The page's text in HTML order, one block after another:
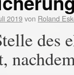
2019von Roland
des